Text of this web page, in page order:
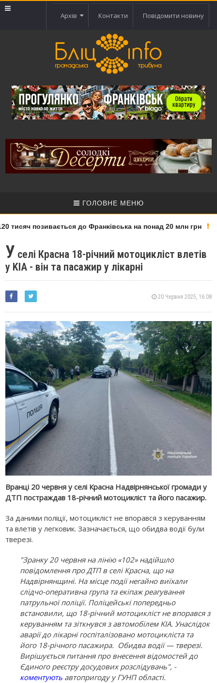
Архів Контакти Повідомити новину
ГОЛОВНЕ МЕНЮ
позивається до Франківська на понад 20 млн грн
У селі Красна 18-річний мотоцикліст влетів
у KIA - він та пасажир у лікарні
20 Червня 2025, 16:08
Вранці 20 червня у селі Красна Надвірнянської громади у
ДТП постраждав 18-річний мотоцикліст та його пасажир.
За даними поліції, мотоцикліст не впорався з керуванням
та влетів у легковик. Зазначається, що обидва водії були
тверезі.
"Зранку 20 червня на лінію «102» надійшло
повідомлення про ДТП в селі Красна, що на
Надвірнянщині. На місце події негайно виїхали
слідчо-оперативна група та екіпаж реагування
патрульної поліції. Поліцейські попередньо
встановили, що 18-річний мотоцикліст не впорався з
керуванням та зіткнувся з автомобілем KIA. Унаслідок
аварії до лікарні госпіталізовано мотоцикліста та
його 18-річного пасажира. Обидва водії — тверезі.
Вирішується питання про внесення відомостей до
Єдиного реєстру досудових розслідувань", -
коментують автопригоду у ГУНП області.